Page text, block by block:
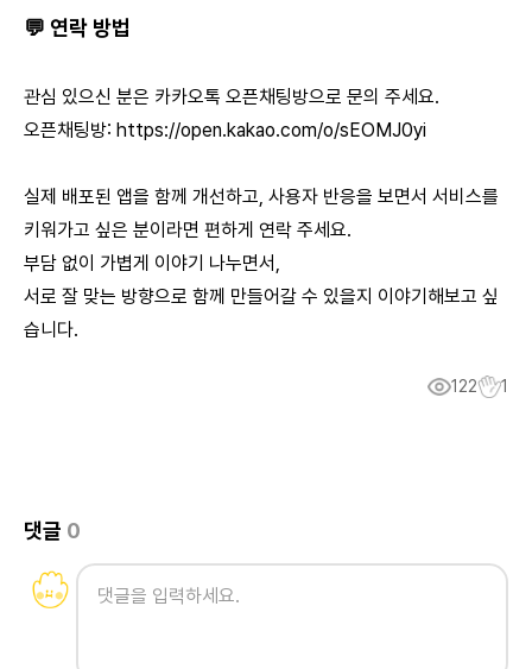
💬 연락 방법
관심 있으신 분은 카카오톡 오픈채팅방으로 문의 주세요.
오픈채팅방: https://open.kakao.com/o/sEOMJ0yi
실제 배포된 앱을 함께 개선하고, 사용자 반응을 보면서 서비스를
키워가고 싶은 분이라면 편하게 연락 주세요.
부담 없이 가볍게 이야기 나누면서,
서로 잘 맞는 방향으로 함께 만들어갈 수 있을지 이야기해보고 싶
습니다.
122 1
댓글 0